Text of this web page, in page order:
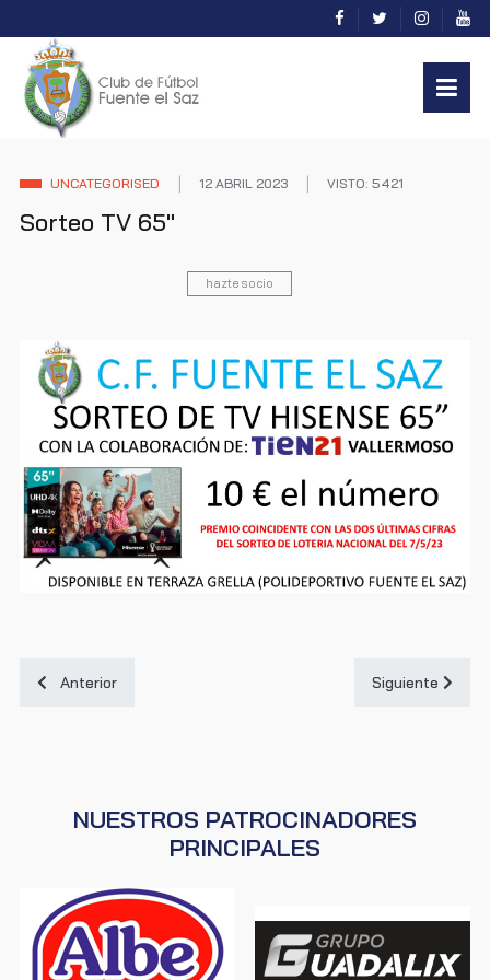
UNCATEGORISED 12 ABRIL 2023 VISTO: 5421
Sorteo TV 65"
hazte socio
Artículo anterior: Summer Camp 2024
Anterior Artículo
Siguiente
NUESTROS PATROCINADORES
PRINCIPALES